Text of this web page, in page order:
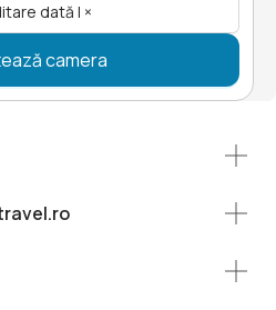
dată | ×
camera